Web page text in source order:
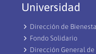
Universidad
Dirección de
Fondo Solidario
Dirección General